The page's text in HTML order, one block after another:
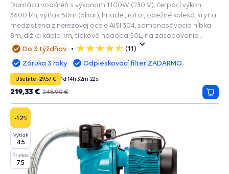
Do 3 týždňov
5
hviezdičiek
(11)
Domáca vodáreň s výkonom 1100W (230 V), čerpací výkon
3600 l/h, výtlak 50m (5bar), hriadeľ, rotor, obežné kolesá, kryt a
medzistena z nerezovej ocele AISI 304, samonasávacia hĺbka
8m, dĺžka kábla 1m, tlaková nádoba 50L, na zásobovanie
vodou.
Záruka 3 roky Odpieskovací filter ZADARMO
Ušetríte -29,57 € 1d 14h 32m 20s
248,90 €
219,33 €
do
-12%
Výtlak
45
Prietok
75